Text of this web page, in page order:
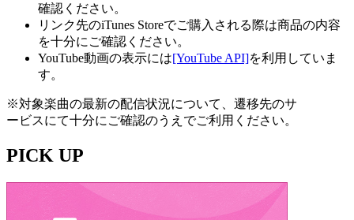
確認ください。
リンク先のiTunes Storeでご購入される際は商品の内容
を十分にご確認ください。
YouTube動画の表示には[YouTube API]を利用していま
す。
※対象楽曲の最新の配信状況について、遷移先のサ
ービスにて十分にご確認のうえでご利用ください。
PICK UP